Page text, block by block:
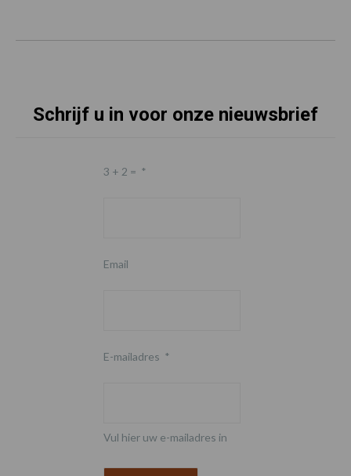
Schrijf u in voor onze nieuwsbrief
3 + 2 = *
Email
E-mailadres *
Vul hier uw e-mailadres in